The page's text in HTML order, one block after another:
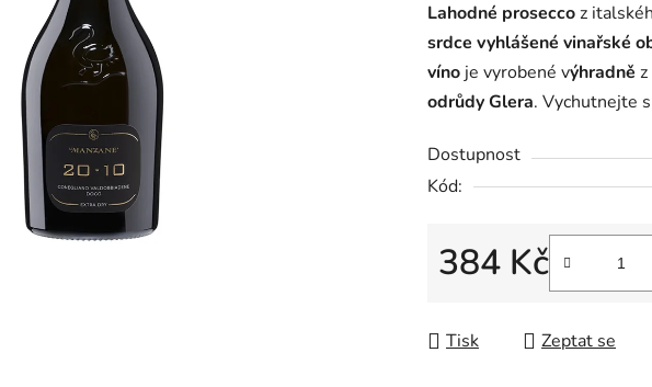
Lahodné proseccoz
srdce vyhlášené vinařské
víno je vyrobené výhradně z
odrůdy Glera. Vychutnejte
Dostupnost
Kód:
384 Kč
Tisk Zeptat se